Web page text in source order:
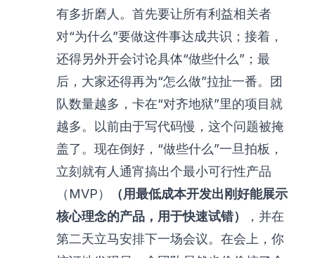
有多折磨人。首先要让所有利益相关者
对“为什么”要做这件事达成共识；接着，
还得另外开会讨论具体“做些什么”；最
后，大家还得再为“怎么做”拉扯一番。团
队数量越多，卡在“对齐地狱”里的项目就
越多。以前由于写代码慢，这个问题被掩
盖了。现在倒好，“做些什么”一旦拍板，
立刻就有人通宵搞出个最小可行性产品
（MVP）
（用最低成本开发出刚好能展示
核心理念的产品，用于快速试错）
，并在
第二天立马安排下一场会议。在会上，你